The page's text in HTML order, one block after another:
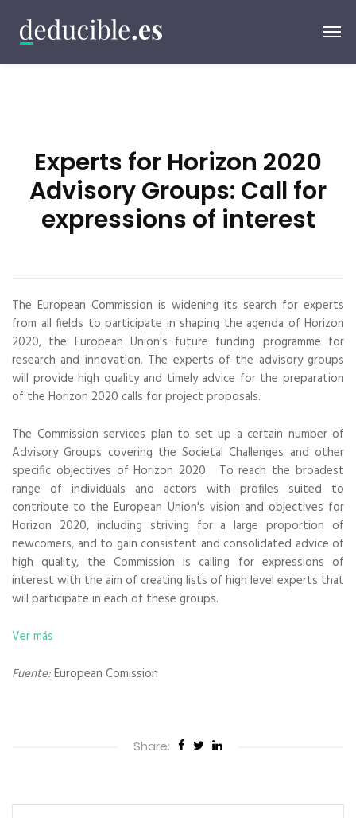
Experts for Horizon 2020
Advisory Groups: Call for
expressions of interest
The European Commission is widening its search for experts
from all fields to participate in shaping the agenda of Horizon
2020, the European Union's future funding programme for
research and innovation. The experts of the advisory groups
will provide high quality and timely advice for the preparation
of the Horizon 2020 calls for project proposals.
The Commission services plan to set up a certain number of
Advisory Groups covering the Societal Challenges and other
specific objectives of Horizon 2020. To reach the broadest
range of individuals and actors with profiles suited to
contribute to the European Union's vision and objectives for
Horizon 2020, including striving for a large proportion of
newcomers, and to gain consistent and consolidated advice of
high quality, the Commission is calling for expressions of
interest with the aim of creating lists of high level experts that
will participate in each of these groups.
Ver más
Fuente:European Comission
Share: